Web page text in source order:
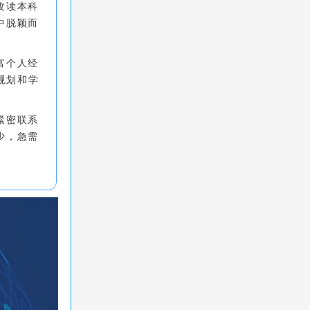
读本科
脱颖而
个人经
划和学
密联系
，急需